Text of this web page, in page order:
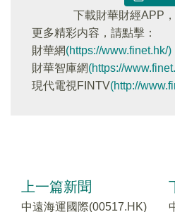
下載財華財經APP
更多精彩内容，請點擊：
財華網(https://www.finet.hk/)
財華智庫網(https://
現代電視FINTV(http://
上一篇新聞
中遠海運國際(00517.HK)